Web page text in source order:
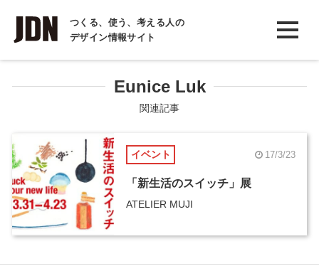
つくる、使う、考える人の
デザイン情報サイト
INTERVIEW
インタビュー
COLUMN
コラム
Eunice Luk
関連記事
イベント 17/3/23
「新生活のスイッチ」展
ATELIER MUJI